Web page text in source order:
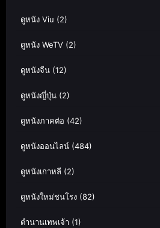
ดูหนัง Viu (2)
ดูหนัง WeTV (2)
ดูหนังจีน (12)
ดูหนังญี่ปุ่น (2)
ดูหนังภาคต่อ (42)
ดูหนังออนไลน์ (484)
ดูหนังเกาหลี (2)
ดูหนังใหม่ชนโรง (82)
ตำนานเทพเจ้า (1)